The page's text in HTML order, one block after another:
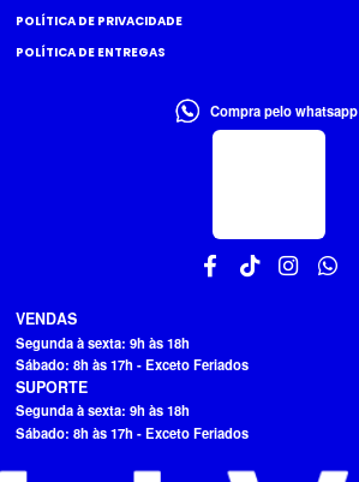
POLÍTICA DE PRIVACIDADE
POLÍTICA DE ENTREGAS
Compra pelo whatsapp
VENDAS
Segunda à sexta: 9h às 18h
Sábado: 8h às 17h - Exceto Feriados
SUPORTE
Segunda à sexta: 9h às 18h
Sábado: 8h às 17h - Exceto Feriados